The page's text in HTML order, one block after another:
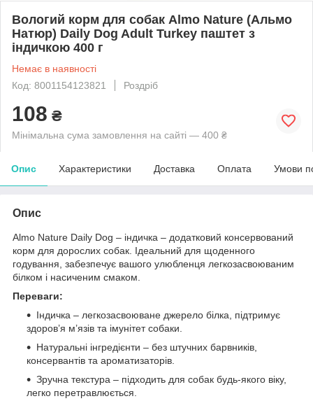
Вологий корм для собак Almo Nature (Альмо
Натюр) Daily Dog Adult Turkey паштет з
індичкою 400 г
Немає в наявності
Код: 8001154123821
Роздріб
108 ₴
Мінімальна сума замовлення на сайті — 400 ₴
Опис Характеристики Доставка Оплата Умови
Опис
Almo Nature Daily Dog – індичка – додатковий консервований
корм для дорослих собак. Ідеальний для щоденного
годування, забезпечує вашого улюбленця легкозасвоюваним
білком і насиченим смаком.
Переваги:
Індичка – легкозасвоюване джерело білка, підтримує
здоров’я м’язів та імунітет собаки.
Натуральні інгредієнти – без штучних барвників,
консервантів та ароматизаторів.
Зручна текстура – підходить для собак будь-якого віку,
легко перетравлюється.